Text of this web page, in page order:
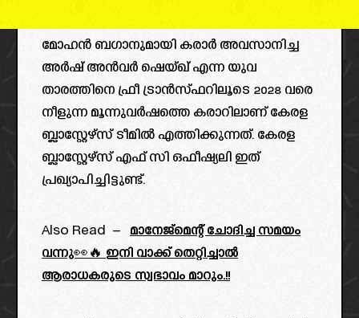
മോഹൻ ബഗാനുമായി കരാർ അവസാനിച്ച
അർഷ് അൻവർ ഷെയ്ഖ് എന്ന യുവ
താരത്തിനെ ഫ്രീ ട്രാൻസ്ഫറിലൂടെ 2028 വരെ
നീളുന്ന മൂന്നുവർഷത്തെ കരാറിലാണ് കേരള
ബ്ലാസ്റ്റേഴ്സ് ടീമിൽ എത്തിക്കുന്നത്. കേരള
ബ്ലാസ്റ്റേഴ്സ് എഫ് സി ഒഫീഷ്യലി ഇത്
പ്രഖ്യാപിച്ചിട്ടുണ്ട്.
Also Read – മാനേജ്മെന്റ് ചോദിച്ച സമയം
വന്നു👀🔥 ഇനി വാക്ക് തെറ്റിച്ചാൽ
ആരാധകരുടെ സ്വഭാവം മാറും.!!